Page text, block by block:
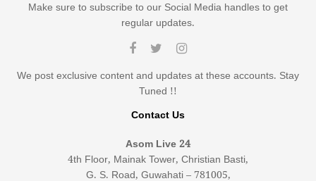
Make sure to subscribe to our Social Media handles to get
regular updates.
We post exclusive content and updates at these accounts. Stay
Tuned !!
Contact Us
Asom Live 24
4th Floor, Mainak Tower, Christian Basti,
G. S. Road, Guwahati – 781005,